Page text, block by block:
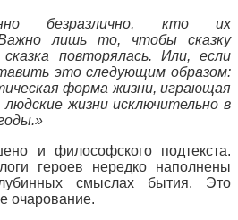
безразлично, кто их
лишь то, чтобы сказку
повторялась. Или, если
это следующим образом:
форма жизни, играющая
жизни исключительно в
и философского подтекста.
героев нередко наполнены
смыслах бытия. Это
очарование.